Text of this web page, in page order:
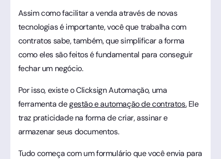
Assim como facilitar a venda através de novas
tecnologias é importante, você que trabalha com
contratos sabe, também, que simplificar a forma
como eles são feitos é fundamental para conseguir
fechar um negócio.
Por isso, existe o Clicksign Automação, uma
ferramenta degestão e automação de contratos.Ele
traz praticidade na forma de criar, assinar e
armazenar seus documentos.
Tudo começa com um formulário que você envia para